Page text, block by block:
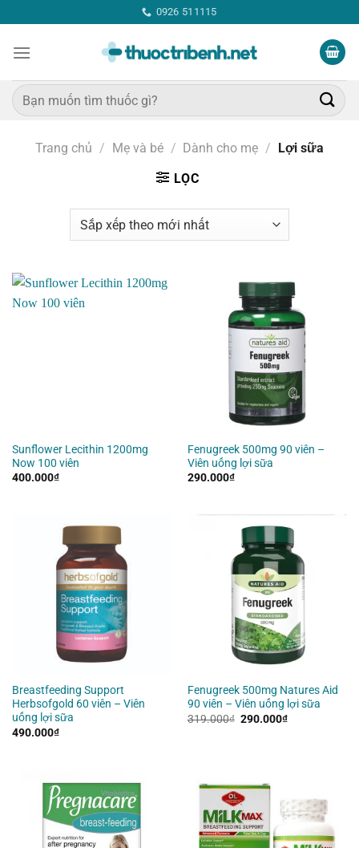
qua
nội
0926 511115
Tìm
kiếm:
Trang chủ / Mẹ và bé / Dành cho mẹ / Lợi sữa
LỌC
Sunflower Lecithin 1200mg
Now 100 viên
400.000₫
Fenugreek 500mg 90 viên –
Viên uống lợi sữa
290.000₫
Breastfeeding Support
Herbsofgold 60 viên – Viên
uống lợi sữa
490.000₫
Fenugreek 500mg Natures Aid
90 viên – Viên uống lợi sữa
319.000₫ Giá
290.000₫Giá